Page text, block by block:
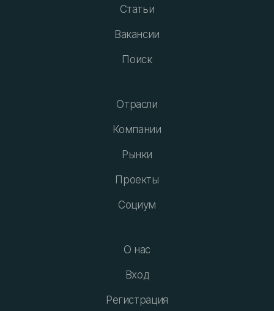
Статьи
Вакансии
Поиск
Отрасли
Компании
Рынки
Проекты
Социум
О нас
Вход
Регистрация